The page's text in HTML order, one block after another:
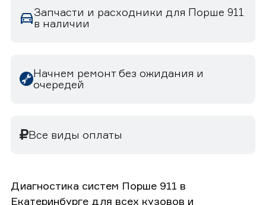
Запчасти и расходники для Порше 911
в наличии
Начнем ремонт без ожидания и
очередей
Все виды оплаты
Диагностика систем Порше 911 в
Екатеринбурге для всех кузовов и